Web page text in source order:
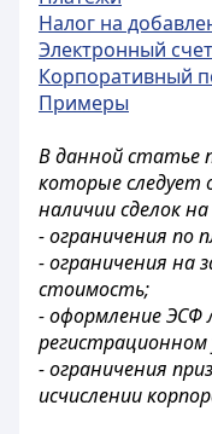
Налог на
Электронный
Корпоративный
Примеры
В данной статье
которые следует
наличии сделок
- ограничения
- ограничения на
стоимость;
- оформление ЭСФ
- ограничения
исчислении